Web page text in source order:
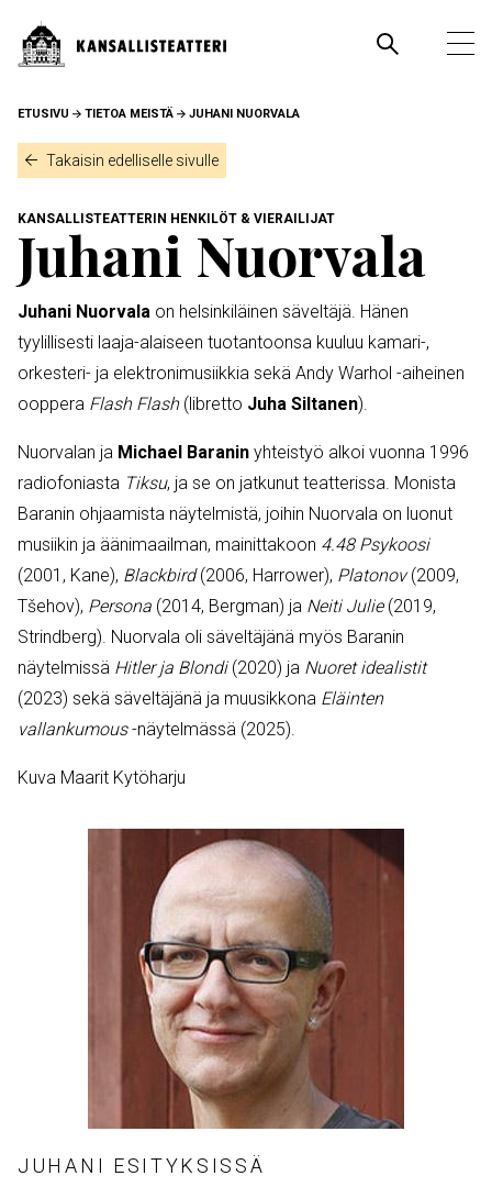
pääsisältöön
MURUPOLKU
ETUSIVU TIETOA MEISTÄ JUHANI NUORVALA
Takaisin edelliselle sivulle
KANSALLISTEATTERIN HENKILÖT & VIERAILIJAT
Juhani Nuorvala
Juhani Nuorvala on helsinkiläinen säveltäjä. Hänen
tyylillisesti laaja-alaiseen tuotantoonsa kuuluu kamari-,
orkesteri- ja elektronimusiikkia sekä Andy Warhol -aiheinen
ooppera Flash Flash(libretto Juha Siltanen).
Nuorvalan ja Michael Baranin yhteistyö alkoi vuonna 1996
radiofoniasta Tiksu, ja se on jatkunut teatterissa. Monista
Baranin ohjaamista näytelmistä, joihin Nuorvala on luonut
musiikin ja äänimaailman, mainittakoon 4.48 Psykoosi
(2001, Kane), Blackbird(2006, Harrower), Platonov(2009,
Tšehov), Persona (2014, Bergman) ja Neiti Julie(2019,
Strindberg). Nuorvala oli säveltäjänä myös Baranin
näytelmissä Hitler ja Blondi(2020) ja Nuoret idealistit
(2023) sekä säveltäjänä ja muusikkona Eläinten
vallankumous-näytelmässä (2025).
Kuva Maarit Kytöharju
JUHANI ESITYKSISSÄ